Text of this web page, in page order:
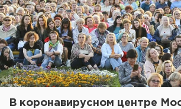
В коронавирусном центре